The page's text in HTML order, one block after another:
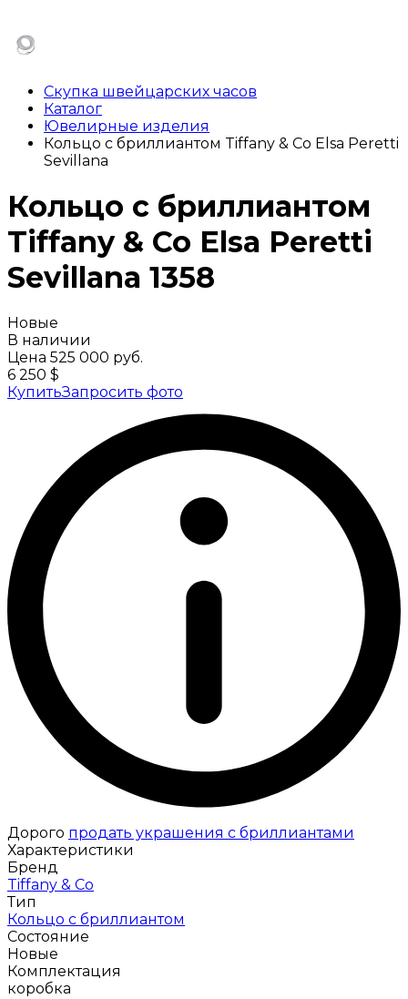
Скупка швейцарских часов
Каталог
Ювелирные изделия
Кольцо с бриллиантом Tiffany & Co Elsa Peretti
Sevillana
Кольцо с бриллиантом
Tiffany & Co Elsa Peretti
Sevillana 1358
Новые
В наличии
Цена 525 000 руб.
6 250 $
КупитьЗапросить фото
Дорого продать украшения с бриллиантами
Характеристики
Бренд
Tiffany & Co
Тип
Кольцо с бриллиантом
Состояние
Новые
Комплектация
коробка